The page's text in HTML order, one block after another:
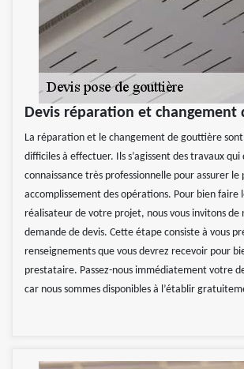
Devis réparation et changement
La réparation et le changement de gouttière
difficiles à effectuer. Ils s’agissent des travaux
connaissance très professionnelle pour assurer le
accomplissement des opérations. Pour bien faire
réalisateur de votre projet, nous vous invitons de
demande de devis. Cette étape consiste à vous
renseignements que vous devrez recevoir pour
prestataire. Passez-nous immédiatement votre
car nous sommes disponibles à l’établir